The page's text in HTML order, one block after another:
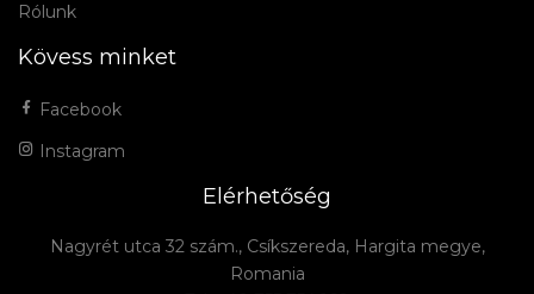
Rólunk
Kövess minket
Facebook
Instagram
Elérhetőség
Nagyrét utca 32 szám., Csíkszereda, Hargita megye,
Romania